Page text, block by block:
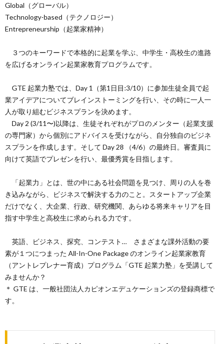
Global（グローバル）
Technology-based（テクノロジー）
Entrepreneurship（起業家精神）
３つのキーワードで本格的に起業を学ぶ、中学生・高校生の進路
を広げるオンライン起業家教育プログラムです。
GTE 起業力塾では、Day 1（第1日目:3/10）に参加生徒全員で起
業アイデアについてブレインストーミングを行い、その時に一人一
人が取り組むビジネスプランを決めます。
Day 2 (3/11〜)以降は、生徒それぞれがプロのメンター（起業支援
の専門家）から個別にアドバイスを受けながら、自分独自のビジネ
スプランを作成します。そして Day 28 （4/6）の最終日。審査員に
向けて英語でプレゼンを行い、最優秀賞を目指します。
「起業力」とは、世の中にある社会問題を見つけ、周りの人を巻
き込みながら、ビジネスで解決する力のこと。スタートアップ企業
だけでなく、大企業、行政、研究機関、あらゆる将来キャリアを目
指す中学生と高校生に求められる力です。
英語、ビジネス、探究、コンテスト… さまざまな課外活動の要
素が１つにつまった All-In-One Package のオンライン起業家教育
（アントレプレナー育成）プログラム「GTE 起業力塾」を受講して
みませんか？
＊ GTE は、一般社団法人カピオンエデュケーションズの登録商標で
す。